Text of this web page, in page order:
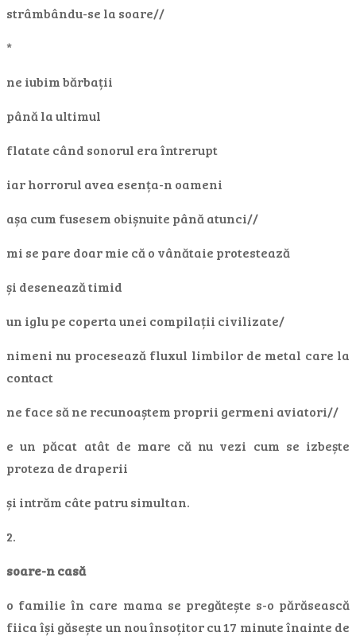
strâmbându-se la soare//
*
ne iubim bărbații
până la ultimul
flatate când sonorul era întrerupt
iar horrorul avea esența-n oameni
așa cum fusesem obișnuite până atunci//
mi se pare doar mie că o vânătaie protestează
și desenează timid
un iglu pe coperta unei compilații civilizate/
nimeni nu procesează fluxul limbilor de metal care la
contact
ne face să ne recunoaștem proprii germeni aviatori//
e un păcat atât de mare că nu vezi cum se izbește
proteza de draperii
și intrăm câte patru simultan.
2.
soare-n casă
o familie în care mama se pregătește s-o părăsească
fiica își găsește un nou însoțitor cu 17 minute înainte de